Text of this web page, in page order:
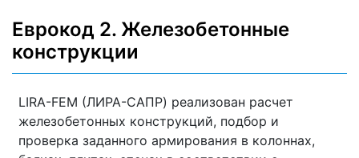
Еврокод 2. Железобетонные
конструкции
LIRA-FEM (ЛИРА-САПР) реализован расчет
железобетонных конструкций, подбор и
проверка заданного армирования в колоннах,